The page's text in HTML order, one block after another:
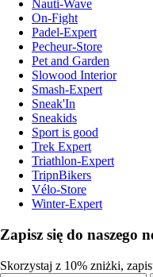
Nauti-Wave
On-Fight
Padel-Expert
Pecheur-Store
Pet and Garden
Slowood Interior
Smash-Expert
Sneak'In
Sneakids
Sport is good
Trek Expert
Triathlon-Expert
TripnBikers
Vélo-Store
Winter-Expert
Zapisz się do naszego
Skorzystaj z 10% zniżki,